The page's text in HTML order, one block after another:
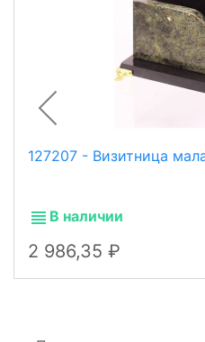
127207 - Визитница
В наличии
2 986,35